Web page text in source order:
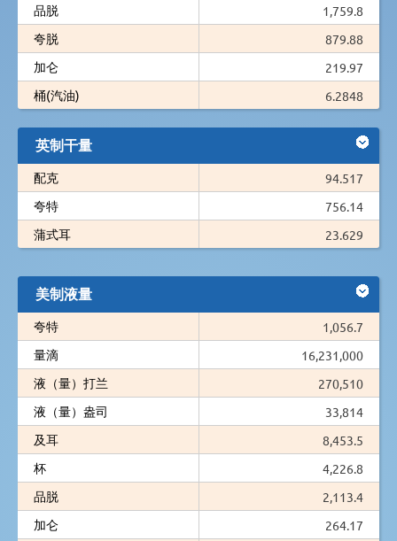
品脱
1,759.8
夸脱
879.88
加仑
219.97
桶(汽油)
6.2848
英制干量
配克
94.517
夸特
756.14
蒲式耳
23.629
美制液量
夸特
1,056.7
量滴
16,231,000
液（量）打兰
270,510
液（量）盎司
33,814
及耳
8,453.5
杯
4,226.8
品脱
2,113.4
加仑
264.17